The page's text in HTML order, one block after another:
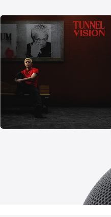
口
中
打
开)